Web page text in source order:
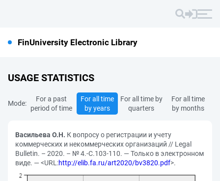
FinUniversity Electronic Library
USAGE STATISTICS
Mode:
For a past
period of time
For all time
by years
For all time by
quarters
For all time
by months
Васильева О.Н. К вопросу о регистрации и учету
коммерческих и некоммерческих организаций // Legal
Bulletin. – 2020. – № 4.-С.103-110. — Только в электронном
виде. — <URL:http://elib.fa.ru/art2020/bv3820.pdf>.